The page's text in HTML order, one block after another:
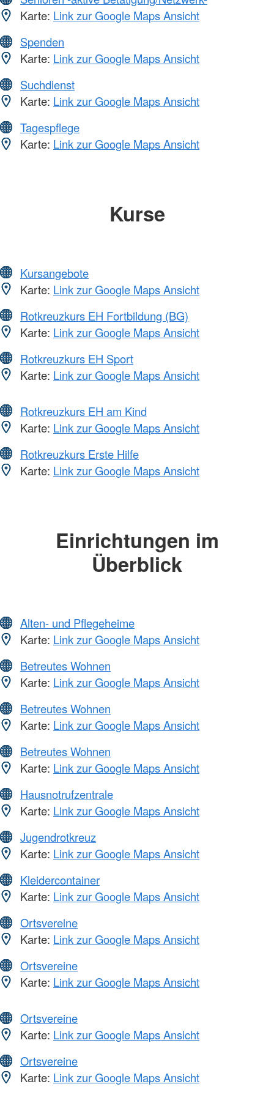
Karte: Link zur Google Maps Ansicht
Spenden
Karte: Link zur Google Maps Ansicht
Suchdienst
Karte: Link zur Google Maps Ansicht
Tagespflege
Karte: Link zur Google Maps Ansicht
Kurse
Kursangebote
Karte: Link zur Google Maps Ansicht
Rotkreuzkurs EH Fortbildung (BG)
Karte: Link zur Google Maps Ansicht
Rotkreuzkurs EH Sport
Karte: Link zur Google Maps Ansicht
Rotkreuzkurs EH am Kind
Karte: Link zur Google Maps Ansicht
Rotkreuzkurs Erste Hilfe
Karte: Link zur Google Maps Ansicht
Einrichtungen im
Überblick
Alten- und Pflegeheime
Karte: Link zur Google Maps Ansicht
Betreutes Wohnen
Karte: Link zur Google Maps Ansicht
Betreutes Wohnen
Karte: Link zur Google Maps Ansicht
Betreutes Wohnen
Karte: Link zur Google Maps Ansicht
Hausnotrufzentrale
Karte: Link zur Google Maps Ansicht
Jugendrotkreuz
Karte: Link zur Google Maps Ansicht
Kleidercontainer
Karte: Link zur Google Maps Ansicht
Ortsvereine
Karte: Link zur Google Maps Ansicht
Ortsvereine
Karte: Link zur Google Maps Ansicht
Ortsvereine
Karte: Link zur Google Maps Ansicht
Ortsvereine
Karte: Link zur Google Maps Ansicht